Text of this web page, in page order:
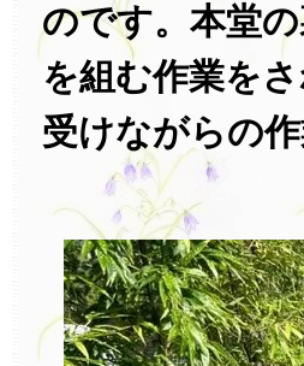
のです。本堂
を組む作業を
受けながらの